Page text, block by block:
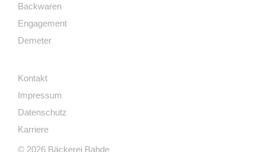
Backwaren
Engagement
Demeter
Kontakt
Impressum
Datenschutz
Karriere
© 2026 Bäckerei Bahde